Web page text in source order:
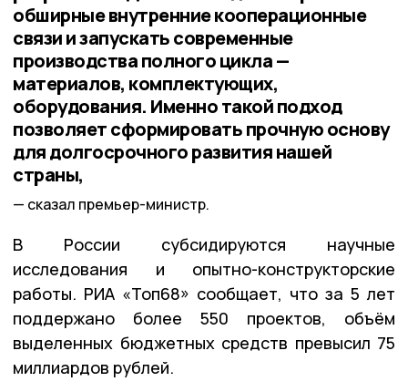
обширные внутренние кооперационные
связи и запускать современные
производства полного цикла —
материалов, комплектующих,
оборудования. Именно такой подход
позволяет сформировать прочную основу
для долгосрочного развития нашей
страны,
сказал премьер-министр.
В России субсидируются научные
исследования и опытно-конструкторские
работы. РИА «Топ68» сообщает, что за 5 лет
поддержано более 550 проектов, объём
выделенных бюджетных средств превысил 75
миллиардов рублей.